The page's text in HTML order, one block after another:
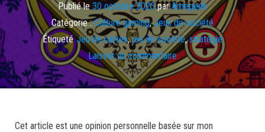
Publié le30 octobre 2025parAmegeek
Catégorie : Culture gaming,Jeux de société
Étiqueté Jeu de cartes,jeu de société,stratégie
Laisser un commentaire
Cet article est une opinion personnelle basée sur mon